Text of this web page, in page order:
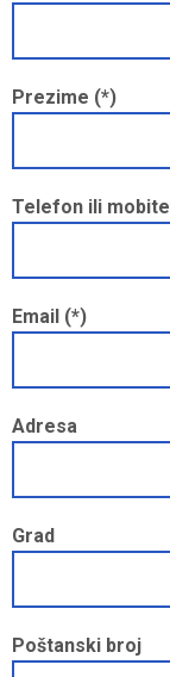
Prezime (*)
Telefon ili
Email (*)
Adresa
Grad
Poštanski broj